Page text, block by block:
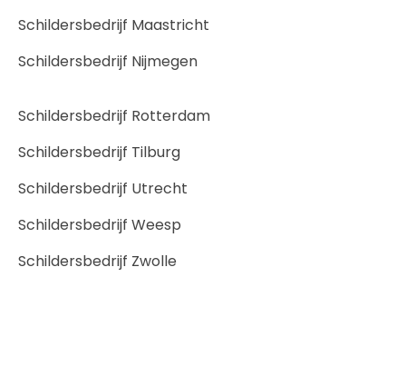
Schildersbedrijf Maastricht
Schildersbedrijf Nijmegen
Schildersbedrijf Rotterdam
Schildersbedrijf Tilburg
Schildersbedrijf Utrecht
Schildersbedrijf Weesp
Schildersbedrijf Zwolle